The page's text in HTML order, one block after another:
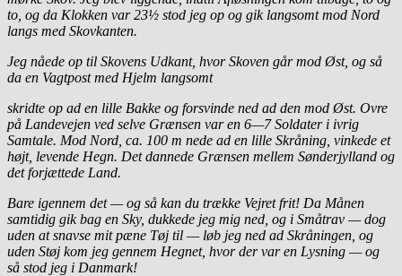
to, og da Klokken var 23½ stod jeg op og gik langsomt mod Nord
langs med Skovkanten.
Jeg nåede op til Skovens Udkant, hvor Skoven går mod Øst, og så
da en Vagtpost med Hjelm langsomt
skridte op ad en lille Bakke og forsvinde ned ad den mod Øst. Ovre
på Landevejen ved selve Grænsen var en 6—7 Soldater i ivrig
Samtale. Mod Nord, ca. 100 m nede ad en lille Skråning, vinkede et
højt, levende Hegn. Det dannede Grænsen mellem Sønderjylland og
det forjættede Land.
Bare igennem det — og så kan du trække Vejret frit! Da Månen
samtidig gik bag en Sky, dukkede jeg mig ned, og i Småtrav — dog
uden at snavse mit pæne Tøj til — løb jeg ned ad Skråningen, og
uden Støj kom jeg gennem Hegnet, hvor der var en Lysning — og
så stod jeg i Danmark!